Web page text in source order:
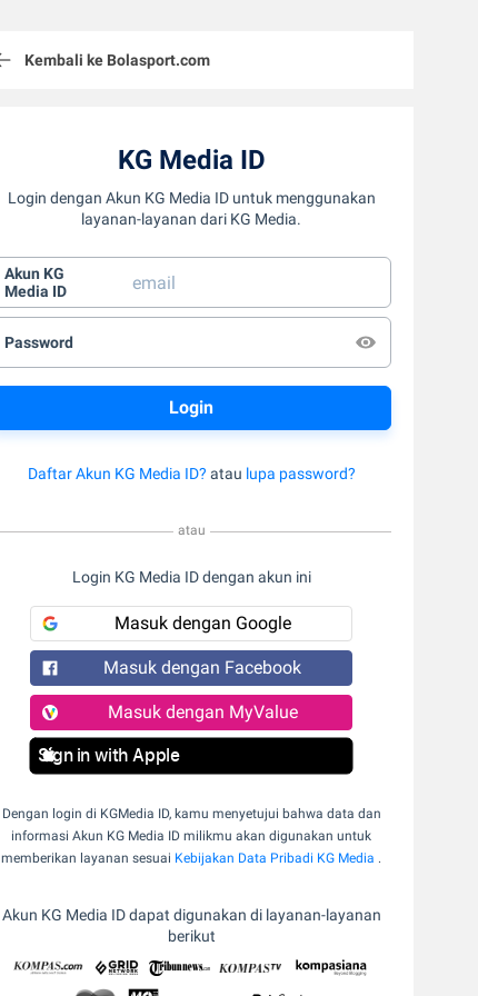
Kembali ke Bolasport.com
KG Media ID
Login dengan Akun KG Media ID untuk menggunakan
layanan-layanan dari KG Media.
Akun KG
Media ID
Password
Daftar Akun KG Media ID? atau lupa password?
atau
Login KG Media ID dengan akun ini
Masuk dengan Google
Masuk dengan Facebook
Masuk dengan MyValue
Sign in with Apple
Dengan login di KGMedia ID, kamu menyetujui bahwa data dan
informasi Akun KG Media ID milikmu akan digunakan untuk
memberikan layanan sesuai Kebijakan Data Pribadi KG Media .
Akun KG Media ID dapat digunakan di layanan-layanan
berikut